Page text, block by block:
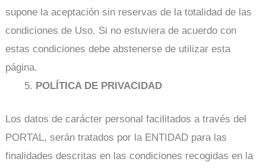
supone la aceptación sin reservas de la totalidad de las
condiciones de Uso. Si no estuviera de acuerdo con
estas condiciones debe abstenerse de utilizar esta
página.
POLÍTICA DE PRIVACIDAD
Los datos de carácter personal facilitados a través del
PORTAL, serán tratados por la ENTIDAD para las
finalidades descritas en las condiciones recogidas en la